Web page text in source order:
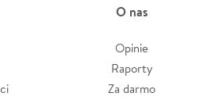
O nas
Opinie
Raporty
Za darmo